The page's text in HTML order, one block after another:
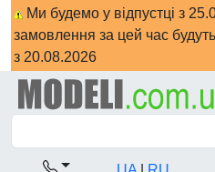
Ми будемо у відпустці з
замовлення за цей час
з 20.08.2026